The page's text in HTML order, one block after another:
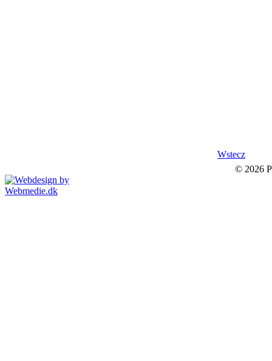
Wstecz
© 2026